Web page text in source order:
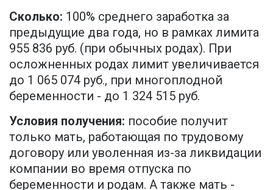
Сколько: 100% среднего заработка за
предыдущие два года, но в рамках лимита
955 836 руб. (при обычных родах). При
осложненных родах лимит увеличивается
до 1 065 074 руб., при многоплодной
беременности - до 1 324 515 руб.
Условия получения: пособие получит
только мать, работающая по трудовому
договору или уволенная из-за ликвидации
компании во время отпуска по
беременности и родам. А также мать -